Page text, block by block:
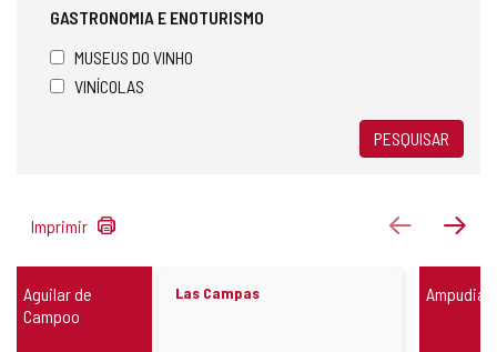
GASTRONOMIA E ENOTURISMO
MUSEUS DO VINHO
VINÍCOLAS
PESQUISAR
Imprimir antigo
Aguilar de
Campoo
para
Las Campas Ampudia